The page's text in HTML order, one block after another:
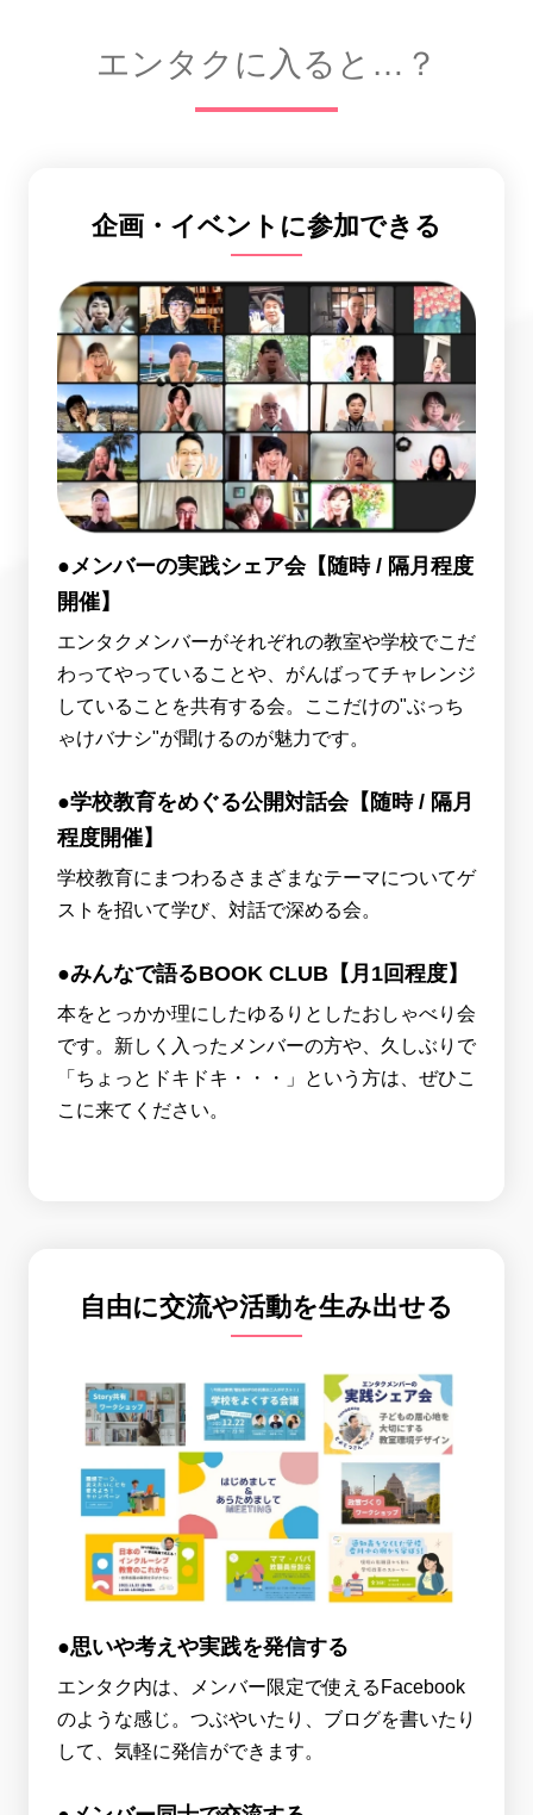
エンタクに入ると…？
企画・イベントに参加できる
●メンバーの実践シェア会【随時 / 隔月程度
開催】
エンタクメンバーがそれぞれの教室や学校でこだ
わってやっていることや、がんばってチャレンジ
していることを共有する会。ここだけの"ぶっち
ゃけバナシ"が聞けるのが魅力です。
●学校教育をめぐる公開対話会【随時 / 隔月
程度開催】
学校教育にまつわるさまざまなテーマについてゲ
ストを招いて学び、対話で深める会。
●みんなで語るBOOK CLUB【月1回程度】
本をとっかか理にしたゆるりとしたおしゃべり会
です。新しく入ったメンバーの方や、久しぶりで
「ちょっとドキドキ・・・」という方は、ぜひこ
こに来てください。
自由に交流や活動を生み出せる
●思いや考えや実践を発信する
エンタク内は、メンバー限定で使えるFacebook
のような感じ。つぶやいたり、ブログを書いたり
して、気軽に発信ができます。